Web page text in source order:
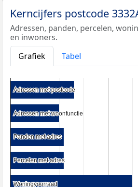
Kerncijfers postcode
Adressen, panden, percelen,
en inwoners.
Grafiek
Tabel
Adressen met postcode
Adressen met postcode
Adressen met woonfunctie
Adressen met woonfunctie
Panden met adres
Panden met adres
Percelen met adres
Percelen met adres
Woningvoorraad
Woningvoorraad